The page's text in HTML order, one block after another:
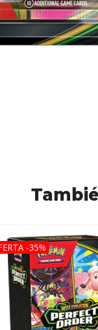
-35%